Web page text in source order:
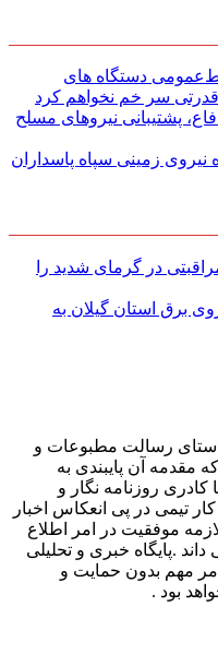
دستگاه های
قدرتی سر خم نخواهم کرد
پشتیبانی نیرو‌های مسلح
نیروی زمینی سپاه پاسداران
خودمراقبتی در گرمای شدید را
برق استان گیلان به
رسالت مطبوعات و
مقدمه آن پایبندی به
روزنامه نگار و
تیمی در پی انعکاس اخبار
موفقیت در امر اطلاع
.پایگاه خبری و تحلیلی
مهم بدون حمایت و
بود .